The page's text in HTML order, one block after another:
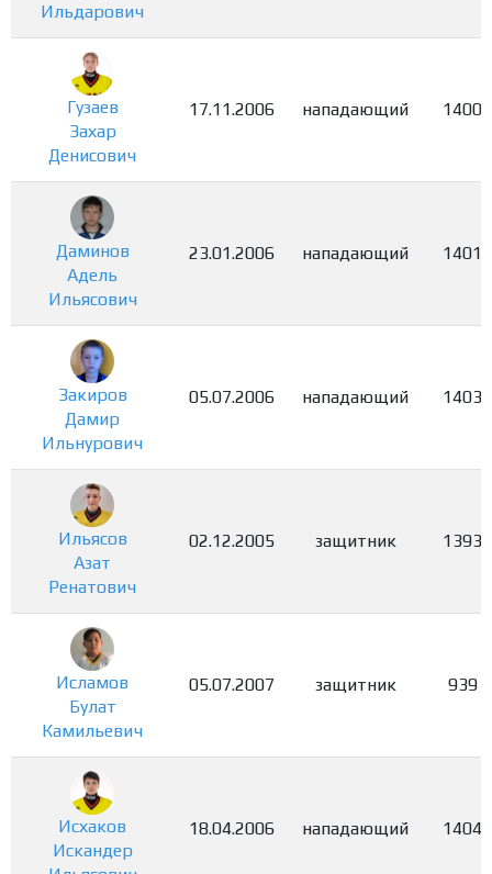
Ильдарович
Гузаев
Захар
Денисович
17.11.2006 нападающий 1400
Даминов
Адель
Ильясович
23.01.2006 нападающий 1401
Закиров
Дамир
Ильнурович
05.07.2006 нападающий 1403
Ильясов
Азат
Ренатович
02.12.2005 защитник 1393
Исламов
Булат
Камильевич
05.07.2007 защитник 939
Исхаков
Искандер
18.04.2006 нападающий 1404